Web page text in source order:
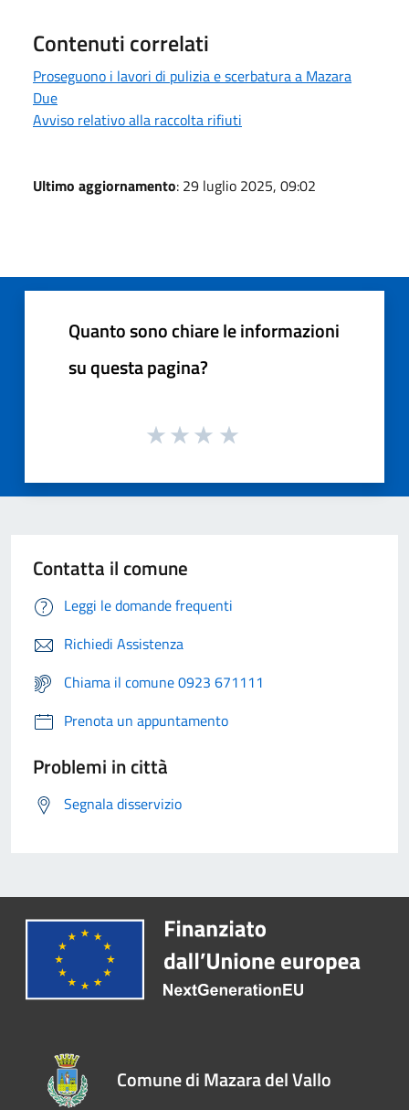
Contenuti correlati
Proseguono i lavori di pulizia e scerbatura a Mazara
Due
Avviso relativo alla raccolta rifiuti
Ultimo aggiornamento: 29 luglio 2025, 09:02
Quanto sono chiare le informazioni
su questa pagina?
Contatta il comune
Leggi le domande frequenti
Richiedi Assistenza
Chiama il comune 0923 671111
Prenota un appuntamento
Problemi in città
Segnala disservizio
Comune di Mazara del Vallo